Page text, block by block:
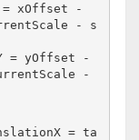
-
- s
-
-
= ta